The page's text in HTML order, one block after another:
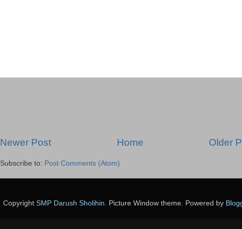
Newer Post Older
Home
Subscribe to: Post Comments (Atom)
Copyright SMP Darush Sholihin. Picture Window theme. Powered by